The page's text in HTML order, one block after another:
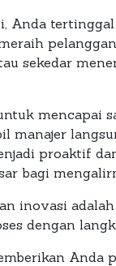
Anda tertinggal
sekedar
mencapai
manajer
proaktif
bagi
inovasi
dengan
Anda